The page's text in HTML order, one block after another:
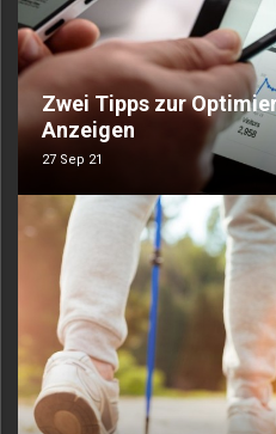
Zwei Tipps zur
Anzeigen
27 Sep 21